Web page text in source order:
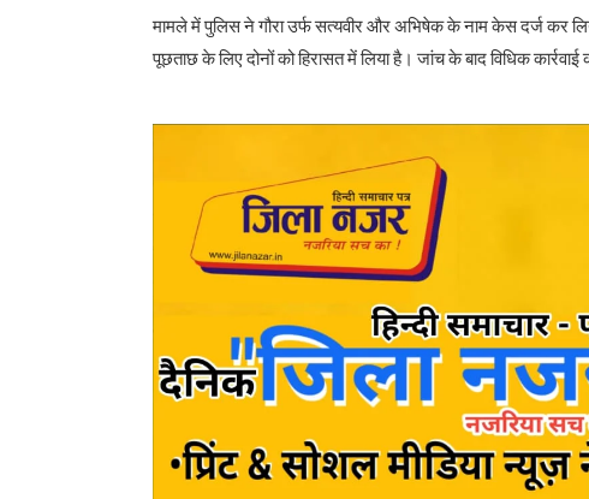
मामले में पुलिस ने गौरा उर्फ सत्यवीर और अभिषेक के नाम केस दर्ज कर
पूछताछ के लिए दोनों को हिरासत में लिया है। जांच के बाद विधिक कार्रवाई